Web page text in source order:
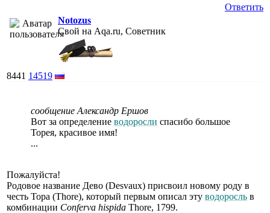
Ответить
Notozus
Свой на Aqa.ru, Советник
8441 14519
сообщение Александр Ершов
Вот за определение водоросли спасибо большое
Торея, красивое имя!
...
Пожалуйста!
Родовое название Дево (Desvaux) присвоил новому роду в
честь Тора (Thore), который первым описал эту водоросль в
комбинации Conferva hispida Thore, 1799.